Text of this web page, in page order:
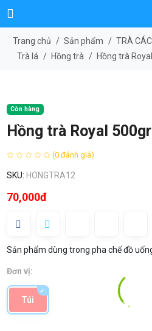
Trang chủ / Sản phẩm / TRÀ
Trà lá / Hồng trà / Hồng trà
Còn hàng
Hồng trà Royal 500gr
(0 đánh giá)
SKU: HONGTRA12
70,000đ
Sản phẩm dùng trong pha chế đồ
Đơn vị:
Túi